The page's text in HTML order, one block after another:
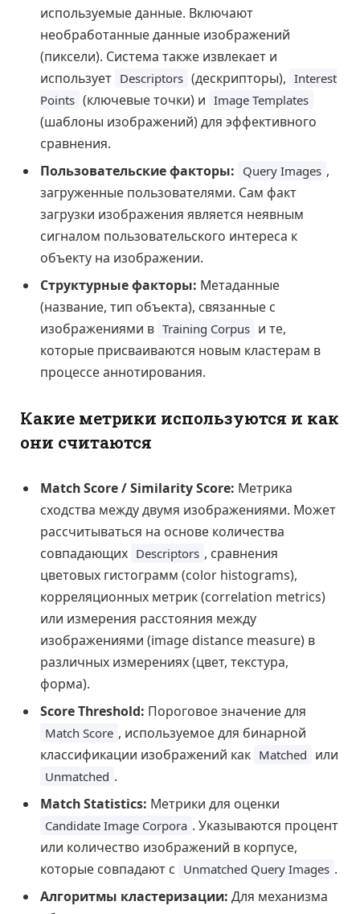
используемые данные. Включают
необработанные данные изображений
(пиксели). Система также извлекает и
использует Descriptors (дескрипторы), Interest
Points (ключевые точки) и Image Templates
(шаблоны изображений) для эффективного
сравнения.
Пользовательские факторы: Query Images ,
загруженные пользователями. Сам факт
загрузки изображения является неявным
сигналом пользовательского интереса к
объекту на изображении.
Структурные факторы: Метаданные
(название, тип объекта), связанные с
изображениями в Training Corpus и те,
которые присваиваются новым кластерам в
процессе аннотирования.
Какие метрики используются и как
они считаются
Match Score / Similarity Score: Метрика
сходства между двумя изображениями. Может
рассчитываться на основе количества
совпадающих Descriptors , сравнения
цветовых гистограмм (color histograms),
корреляционных метрик (correlation metrics)
или измерения расстояния между
изображениями (image distance measure) в
различных измерениях (цвет, текстура,
форма).
Score Threshold: Пороговое значение для
Match Score , используемое для бинарной
классификации изображений как Matched или
Unmatched .
Match Statistics: Метрики для оценки
Candidate Image Corpora . Указываются процент
или количество изображений в корпусе,
которые совпадают с Unmatched Query Images .
Алгоритмы кластеризации: Для механизма